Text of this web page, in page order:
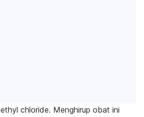
ethyl chloride. Menghirup obat ini